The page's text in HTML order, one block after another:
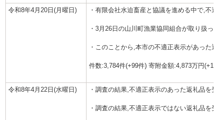
令和8年4月20日(月曜日) ・有限会社水迫畜産と協議を進める中で,不
・3月26日の山川町漁業協同組合が取り扱っ
・このことから,本市の不適正表示があった
件数:3,784件(+99件)寄附金額:4,873万円
令和8年4月22日(水曜日) ・調査の結果,不適正表示のあった返礼品を
・調査の結果,不適正表示ではない返礼品を